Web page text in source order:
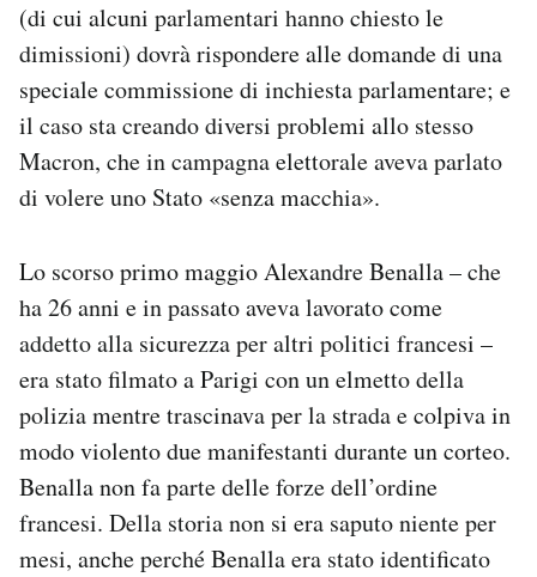
(di cui alcuni parlamentari hanno chiesto le
dimissioni) dovrà rispondere alle domande di una
speciale commissione di inchiesta parlamentare; e
il caso sta creando diversi problemi allo stesso
Macron, che in campagna elettorale aveva parlato
di volere uno Stato «senza macchia».
Lo scorso primo maggio Alexandre Benalla – che
ha 26 anni e in passato aveva lavorato come
addetto alla sicurezza per altri politici francesi –
era stato filmato a Parigi con un elmetto della
polizia mentre trascinava per la strada e colpiva in
modo violento due manifestanti durante un corteo.
Benalla non fa parte delle forze dell’ordine
francesi. Della storia non si era saputo niente per
mesi, anche perché Benalla era stato identificato